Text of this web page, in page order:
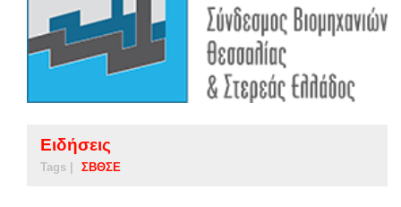
Ειδήσεις
Tags | ΣΒΘΣΕ